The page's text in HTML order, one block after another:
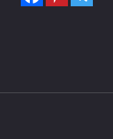
сериала